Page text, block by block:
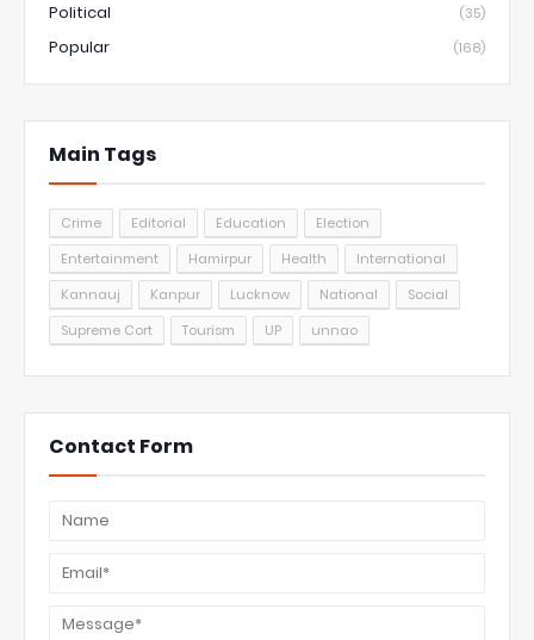
Political (35)
Popular (168)
Main Tags
Crime Editorial Education
Election
Entertainment
Hamirpur Health
International
Kannauj
Kanpur Lucknow National
Social
Supreme Cort
Tourism UP unnao
Contact Form